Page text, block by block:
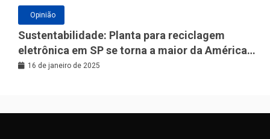
Opinião
Sustentabilidade: Planta para reciclagem
eletrônica em SP se torna a maior da América
Latina
16 de janeiro de 2025